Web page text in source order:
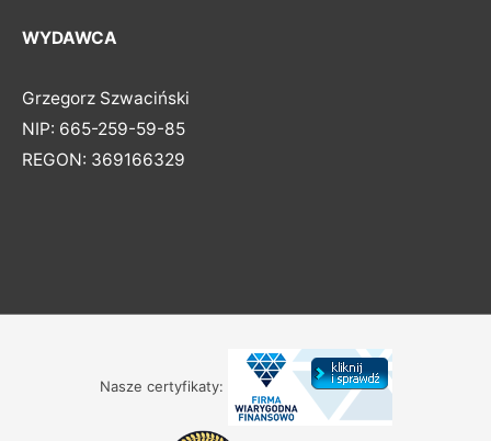
WYDAWCA
Grzegorz Szwaciński
NIP: 665-259-59-85
REGON: 369166329
Nasze certyfikaty: